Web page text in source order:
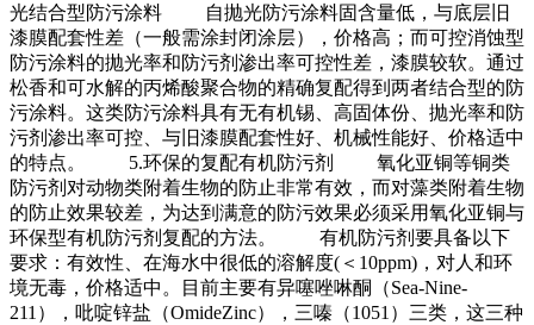
光结合型防污涂料 自抛光防污涂料固含量低，与底层旧
漆膜配套性差（一般需涂封闭涂层），价格高；而可控消蚀型
防污涂料的抛光率和防污剂渗出率可控性差，漆膜较软。通过
松香和可水解的丙烯酸聚合物的精确复配得到两者结合型的防
污涂料。这类防污涂料具有无有机锡、高固体份、抛光率和防
污剂渗出率可控、与旧漆膜配套性好、机械性能好、价格适中
的特点。 5.环保的复配有机防污剂 氧化亚铜等铜类
防污剂对动物类附着生物的防止非常有效，而对藻类附着生物
的防止效果较差，为达到满意的防污效果必须采用氧化亚铜与
环保型有机防污剂复配的方法。 有机防污剂要具备以下
要求：有效性、在海水中很低的溶解度(＜10ppm)，对人和环
境无毒，价格适中。目前主要有异噻唑啉酮（Sea-Nine-
211），吡啶锌盐（OmideZinc），三嗪（1051）三类，这三种